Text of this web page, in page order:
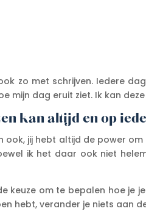
zo met schrijven. Iedere
mijn dag eruit ziet. Ik kan
kan altijd en op
ook, jij hebt altijd de power
ik het daar ook niet
keuze om te bepalen hoe je
hebt, verander je niets aan